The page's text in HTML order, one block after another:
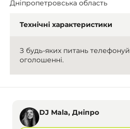
Дніпропетровська область
Технічні характеристики
З будь-яких питань
оголошенні.
DJ Mala, Дніпро